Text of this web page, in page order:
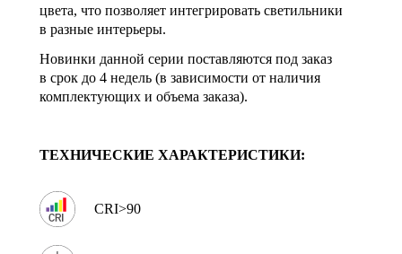
цвета, что позволяет интегрировать светильники
в разные интерьеры.
Новинки данной серии поставляются под заказ
в срок до 4 недель (в зависимости от наличия
комплектующих и объема заказа).
ТЕХНИЧЕСКИЕ ХАРАКТЕРИСТИКИ:
CRI>90